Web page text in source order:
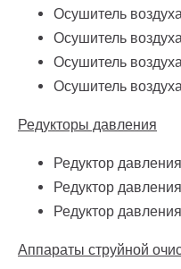
Осушитель
Осушитель
Осушитель
Осушитель
Редукторы давления
Редуктор
Редуктор
Редуктор
Аппараты струйной